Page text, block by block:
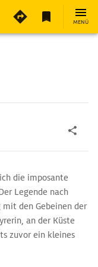
MENÜ
die imposante
Legende nach
den Gebeinen der
an der Küste
zuvor ein kleines